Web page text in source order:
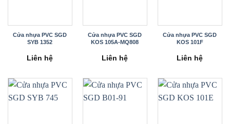
Cửa nhựa PVC SGD
SYB 1352
Liên hệ
Cửa nhựa PVC SGD
KOS 105A-MQ808
Liên hệ
Cửa nhựa PVC SGD
KOS 101F
Liên hệ